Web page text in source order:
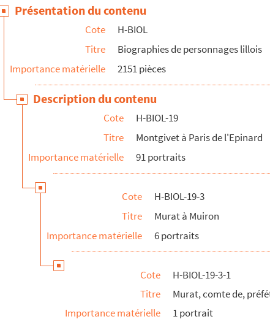
de), maire
de marine
Coquelle
Présentation du contenu
Cote
H-BIOL
Titre
Biographies de personnages lillois
Importance matérielle
2151 pièces
Description du contenu
Cote
H-BIOL-19
Titre
Montgivet à Paris de l'Epinard
Importance matérielle
91 portraits
Cote
H-BIOL-19-3
Titre
Murat à Muiron
Importance matérielle
6 portraits
Cote
H-BIOL-19-3-1
Titre
Murat, comte de,
Importance matérielle
1 portrait